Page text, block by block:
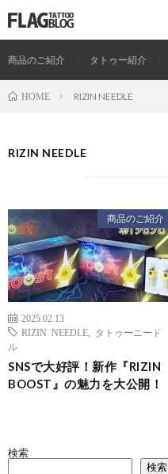
商品のご紹介 タトゥー紹介
HOME RIZIN NEEDLE
RIZIN NEEDLE
商品のご紹介
2025.02.13
RIZIN NEEDLE
タトゥーニード
ル
SNSで大好評！新作『RIZIN
BOOST』の魅力を大公開！
検索
検索